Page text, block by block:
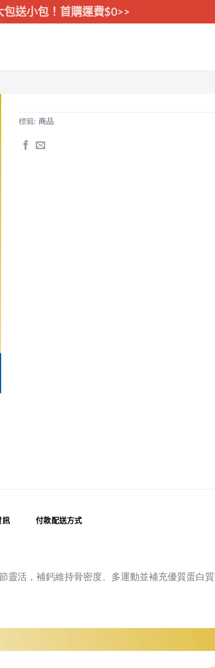
包送小包！首購運費$0>>
標籤: 商品
訊 付款配送方式
活，補鈣維持骨密度、多運動並補充優質蛋白